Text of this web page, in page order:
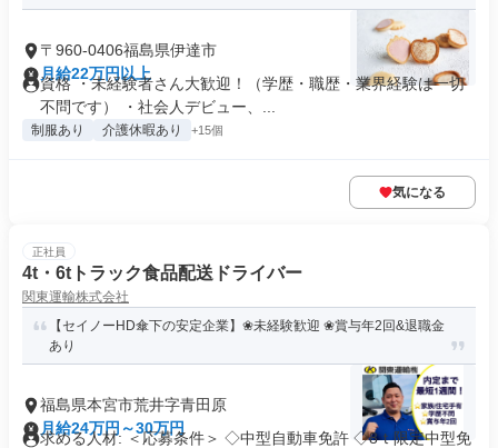
〒960-0406福島県伊達市
月給22万円以上
資格 ・未経験者さん大歓迎！（学歴・職歴・業界経験は一切
不問です） ・社会人デビュー、...
制服あり 介護休暇あり +15個
気になる
正社員
4t・6tトラック食品配送ドライバー
関東運輸株式会社
【セイノーHD傘下の安定企業】❀未経験歓迎 ❀賞与年2回&退職金
あり
福島県本宮市荒井字青田原
月給24万円～30万円
求める人材: ＜応募条件＞ ◇中型自動車免許 ◇8ｔ限定中型免